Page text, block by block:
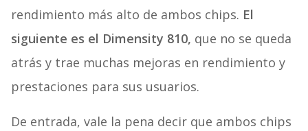
rendimiento más alto de ambos chips. El
siguiente es el Dimensity 810, que no se queda
atrás y trae muchas mejoras en rendimiento y
prestaciones para sus usuarios.
De entrada, vale la pena decir que ambos chips